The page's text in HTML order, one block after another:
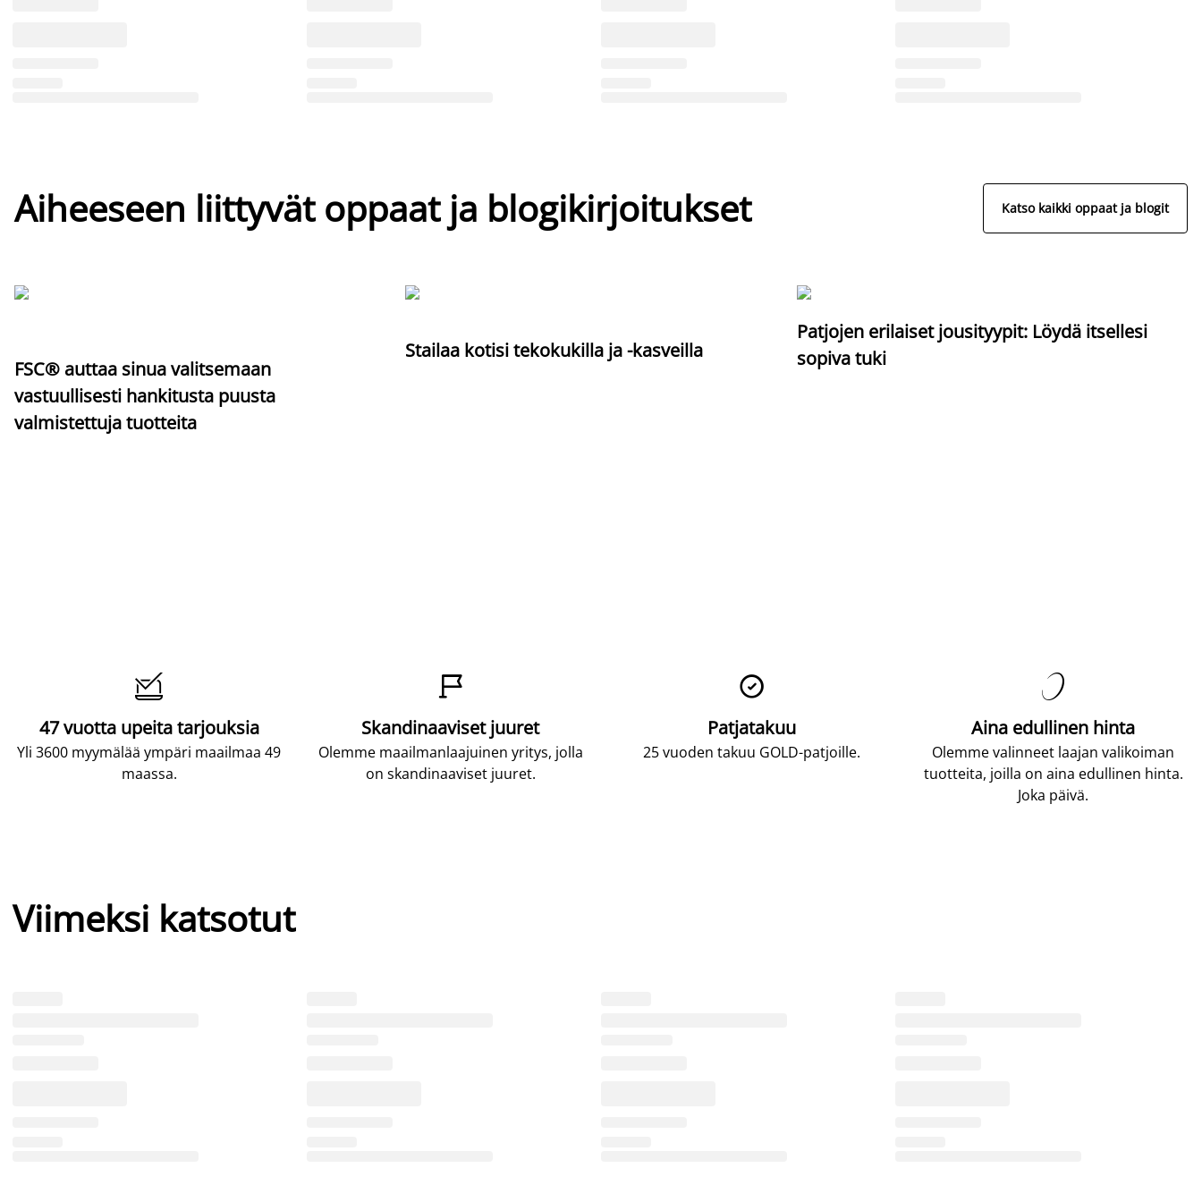
Aiheeseen liittyvät oppaat ja blogikirjoitukset Katso kaikki oppaat ja blogit
FSC® auttaa sinua valitsemaan
vastuullisesti hankitusta puusta
valmistettuja tuotteita
Stailaa kotisi tekokukilla ja -kasveilla
Patjojen erilaiset jousityypit: Löydä itsellesi
sopiva tuki

47 vuotta upeita tarjouksia
Yli 3600 myymälää ympäri maailmaa 49
maassa.

Skandinaaviset juuret
Olemme maailmanlaajuinen yritys, jolla
on skandinaaviset juuret.

Patjatakuu
25 vuoden takuu GOLD-patjoille.

Aina edullinen hinta
Olemme valinneet laajan valikoiman
tuotteita, joilla on aina edullinen hinta.
Joka päivä.
Viimeksi katsotut